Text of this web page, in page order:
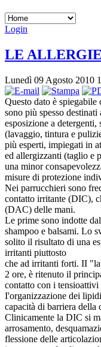
Login
LE
Lunedì 09 Agosto 2010
Questo dato è spiegabile
sono più spesso
esposizione a detergenti,
(lavaggio, tintura e
più esperti, impiegati in
ed allergizzanti (taglio e
una minor
misure di protezione
Nei parrucchieri sono
contatto irritante (DIC),
(DAC) delle mani.
Le prime sono indotte
shampoo e balsami. Lo
solito il risultato di una
irritanti piuttosto
che ad irritanti forti. II
2 ore, è ritenuto il
contatto con i
I'organizzazione dei
capacità di barriera della
Clinicamente la DIC si
arrosamento,
flessione delle